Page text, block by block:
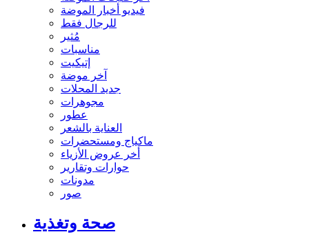
فيديو أخبار الموضة
للرجال فقط
مُثير
مناسبات
إتيكيت
آخر موضة
جديد المحلات
مجوهرات
عطور
العناية بالشعر
ماكياج ومستحضرات
أخر عروض الأزياء
حوارات وتقارير
مدونات
صور
صحة وتغذية